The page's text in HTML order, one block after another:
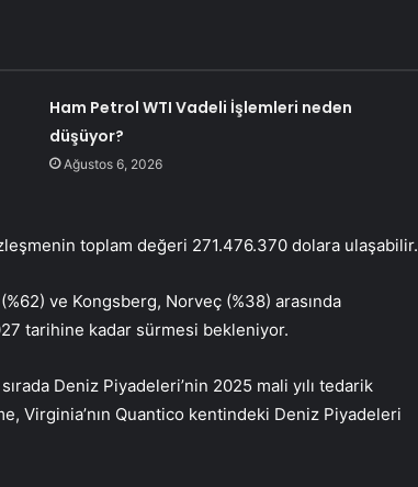
Ham Petrol WTI Vadeli İşlemleri neden
düşüyor?
Ağustos 6, 2026
toplam değeri 271.476.370 dolara ulaşabilir.
ve Kongsberg, Norveç (%38) arasında
tarihine kadar sürmesi bekleniyor.
Deniz Piyadeleri’nin 2025 mali yılı tedarik
Virginia’nın Quantico kentindeki Deniz Piyadeleri